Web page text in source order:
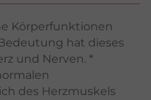
Körperfunktionen
hat dieses
und Nerven. *
des Herzmuskels